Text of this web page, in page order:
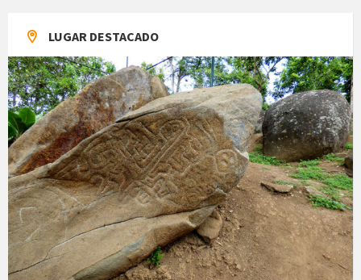
LUGAR DESTACADO